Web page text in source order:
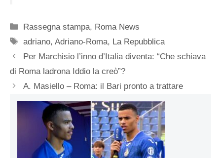
Categorie
Rassegna stampa, Roma News
Tag
adriano,Adriano-Roma, La Repubblica
Per Marchisio l’inno d’Italia diventa: “Che schiava
di Roma ladrona Iddio la creò”?
A. Masiello – Roma: il Bari pronto a trattare